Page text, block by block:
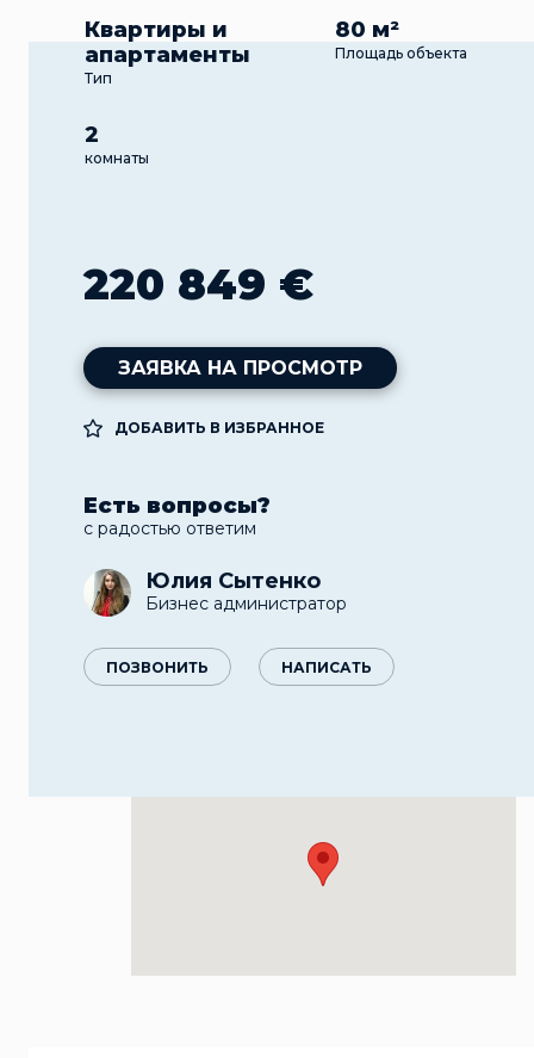
Квартиры и
апартаменты
Тип
80 м²
Площадь объекта
2
комнаты
220 849 €
ЗАЯВКА НА ПРОСМОТР
ДОБАВИТЬ В ИЗБРАННОЕ
Есть вопросы?
с радостью ответим
Юлия Сытенко
Бизнес администратор
ПОЗВОНИТЬ НАПИСАТЬ